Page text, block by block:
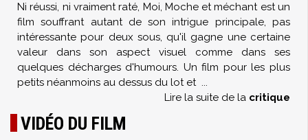
Ni réussi, ni vraiment raté, Moi, Moche et méchant est un
film souffrant autant de son intrigue principale, pas
intéressante pour deux sous, qu'il gagne une certaine
valeur dans son aspect visuel comme dans ses
quelques décharges d'humours. Un film pour les plus
petits néanmoins au dessus du lot et ...
Lire la suite de la critique
VIDÉO DU FILM